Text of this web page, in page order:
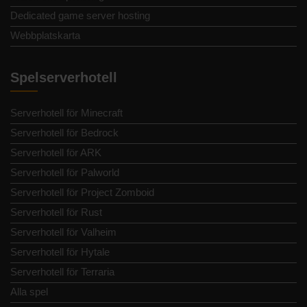
Dedicated game server hosting
Webbplatskarta
Spelserverhotell
Serverhotell för Minecraft
Serverhotell för Bedrock
Serverhotell för ARK
Serverhotell för Palworld
Serverhotell för Project Zomboid
Serverhotell för Rust
Serverhotell för Valheim
Serverhotell för Hytale
Serverhotell för Terraria
Alla spel